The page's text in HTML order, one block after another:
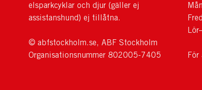
elsparkcyklar och djur (gäller ej
assistanshund) ej tillåtna.
© abfstockholm.se, ABF Stockholm
Organisationsnummer 802005-7405
För